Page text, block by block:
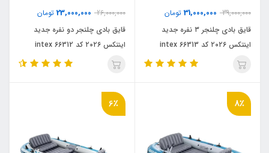
39,000,000
31,000,000 تومان
قایق بادی چلنجر ۳ نفره جدید
اینتکس ۲۰۲۶ کد 66313 intex
26,000,000
23,000,000 تومان
قایق بادی چلنجر دو نفره جدید
اینتکس ۲۰۲۶ کد intex 66312
8٪ 6٪